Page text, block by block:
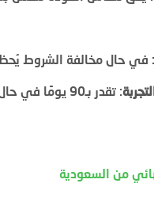
: في حال مخالفة الشروط
: تقدر بـ90
من السعودية